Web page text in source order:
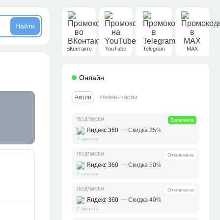
ВКонтакте YouTube Telegram MAX
Онлайн
Акции Комментарии
ПОДПИСКИ Включена
Яндекс 360 ⤑ Скидка 35%
7 августа
ПОДПИСКИ Отключена
Яндекс 360 ⤑ Скидка 50%
7 августа
ПОДПИСКИ Отключена
Яндекс 360 ⤑ Скидка 40%
7 августа